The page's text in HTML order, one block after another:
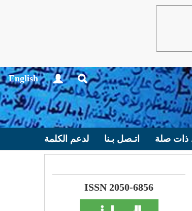
English
ذات صلة اتـصل بـنا لدعم الكلمة
ISSN 2050-6856